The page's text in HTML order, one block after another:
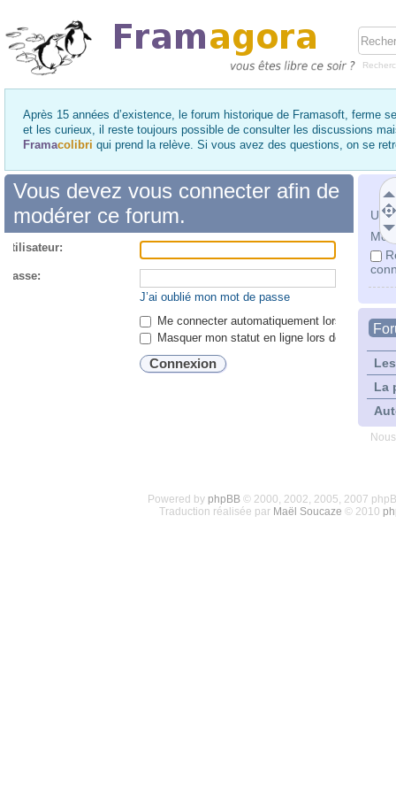
Après 15 années d’existence, le forum historique de Framasoft, ferme
et les curieux, il reste toujours possible de consulter les discussions
Framacolibri qui prend la relève. Si vous avez des questions, on se
Mot
La
Vous devez vous connecter afin de
modérer ce forum.
passe:
J’ai oublié mon mot de passe
Me connecter automatiquement lors de
Masquer mon statut en ligne lors de cette
Powered by phpBB© 2000, 2002, 2005, 2007
Traduction réalisée par Maël Soucaze © 2010